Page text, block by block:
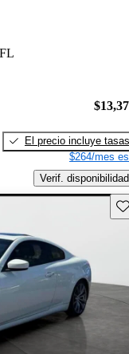
El precio incluye tasas
$264/mes
Verif. disponibilidad